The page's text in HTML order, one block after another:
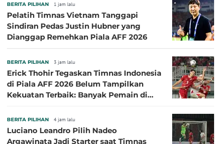
BERITA PILIHAN 1 jam lalu
Pelatih Timnas Vietnam Tanggapi
Sindiran Pedas Justin Hubner yang
Dianggap Remehkan Piala AFF 2026
BERITA PILIHAN 3 jam lalu
Erick Thohir Tegaskan Timnas Indonesia
di Piala AFF 2026 Belum Tampilkan
Kekuatan Terbaik: Banyak Pemain di
BERITA PILIHAN 4 jam lalu
Luciano Leandro Pilih Nadeo
Argawinata Jadi Starter saat Timnas